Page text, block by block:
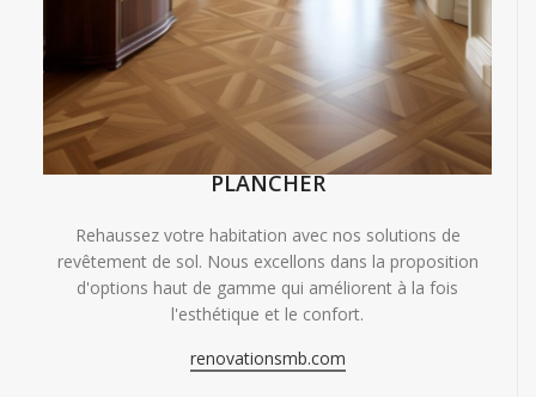
PLANCHER
Rehaussez votre habitation avec nos solutions de
revêtement de sol. Nous excellons dans la proposition
d'options haut de gamme qui améliorent à la fois
l'esthétique et le confort.
renovationsmb.com